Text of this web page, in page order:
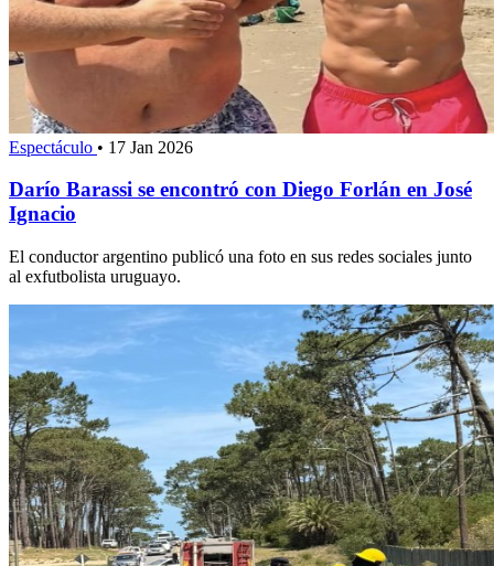
Espectáculo • 17 Jan 2026
Darío Barassi se encontró con Diego Forlán en José
Ignacio
El conductor argentino publicó una foto en sus redes sociales junto
al exfutbolista uruguayo.